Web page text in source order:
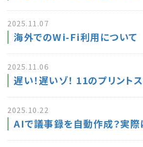
2025.11.07
海外でのWi-Fi利用について
2025.11.06
遅い！遅いゾ！ 11のプリントス
2025.10.22
AIで議事録を自動作成？実際